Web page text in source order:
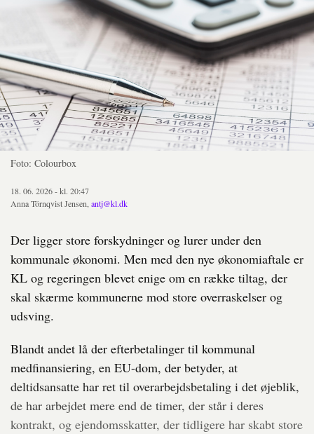
Foto: Colourbox
18. 06. 2026 - kl. 20:47
Anna Törnqvist Jensen, antj@kl.dk
Der ligger store forskydninger og lurer under den
kommunale økonomi. Men med den nye økonomiaftale er
KL og regeringen blevet enige om en række tiltag, der
skal skærme kommunerne mod store overraskelser og
udsving.
Blandt andet lå der efterbetalinger til kommunal
medfinansiering, en EU-dom, der betyder, at
deltidsansatte har ret til overarbejdsbetaling i det øjeblik,
de har arbejdet mere end de timer, der står i deres
kontrakt, og ejendomsskatter, der tidligere har skabt store